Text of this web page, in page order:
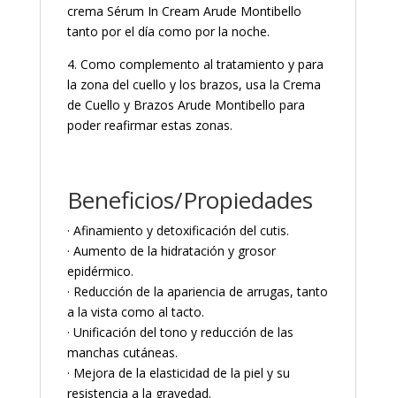
crema Sérum In Cream Arude Montibello
tanto por el día como por la noche.
4. Como complemento al tratamiento y para
la zona del cuello y los brazos, usa la Crema
de Cuello y Brazos Arude Montibello para
poder reafirmar estas zonas.
Beneficios/Propiedades
· Afinamiento y detoxificación del cutis.
· Aumento de la hidratación y grosor
epidérmico.
· Reducción de la apariencia de arrugas, tanto
a la vista como al tacto.
· Unificación del tono y reducción de las
manchas cutáneas.
· Mejora de la elasticidad de la piel y su
resistencia a la gravedad.